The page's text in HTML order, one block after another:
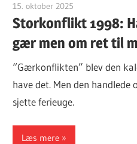
15. oktober 2025
Storkonflikt 1998:
gær men om ret til
“Gærkonflikten” blev den
have det. Men den
sjette ferieuge.
Læs mere